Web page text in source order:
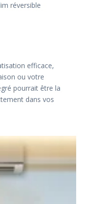
réversible
efficace,
ou votre
pourrait être la
dans vos